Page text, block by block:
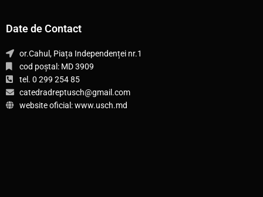
Date de Contact
or.Cahul, Piața Independenței nr.1
cod poștal: MD 3909
tel. 0 299 254 85
catedradreptusch@gmail.com
website oficial: www.usch.md